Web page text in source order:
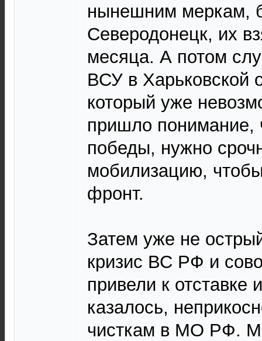
нынешним меркам,
Северодонецк, их
месяца. А потом
ВСУ в Харьковской
который уже
пришло понимание,
победы, нужно
мобилизацию,
фронт.
Затем уже не
кризис ВС РФ и
привели к отставке
казалось,
чисткам в МО РФ.